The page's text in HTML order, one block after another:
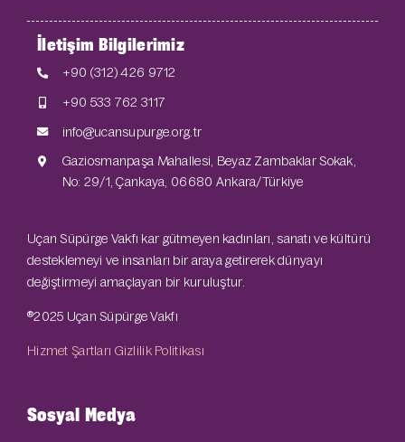
İletişim Bilgilerimiz
+90 (312) 426 9712
+90 533 762 3117
info@ucansupurge.org.tr
Gaziosmanpaşa Mahallesi, Beyaz Zambaklar Sokak,
No: 29/1, Çankaya, 06680 Ankara/Türkiye
Uçan Süpürge Vakfı kar gütmeyen kadınları, sanatı ve kültürü
desteklemeyi ve insanları bir araya getirerek dünyayı
değiştirmeyi amaçlayan bir kuruluştur.
®2025 Uçan Süpürge Vakfı
Hizmet Şartları Gizlilik Politikası
Sosyal Medya